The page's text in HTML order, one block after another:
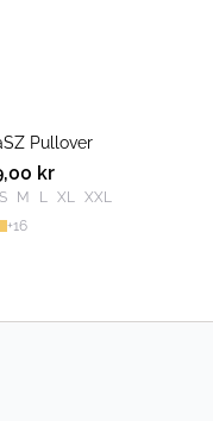
Pullover
kr
S M L XL XXL
+16